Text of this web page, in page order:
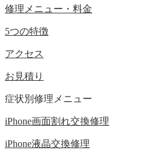
修理メニュー・料金
5つの特徴
アクセス
お見積り
症状別修理メニュー
iPhone画面割れ交換修理
iPhone液晶交換修理